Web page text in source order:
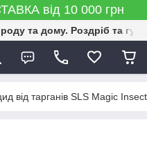
від 10 000 грн
та дому. Роздріб та
від тарганів SLS Magic